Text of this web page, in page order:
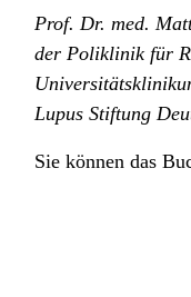
Prof. Dr. med.
der Poliklinik für
Lupus Stiftung
Sie können das